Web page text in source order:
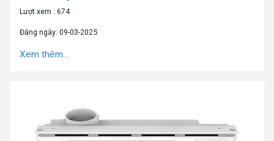
Lượt xem : 674
Đăng ngày: 09-03-2025
Xem thêm...